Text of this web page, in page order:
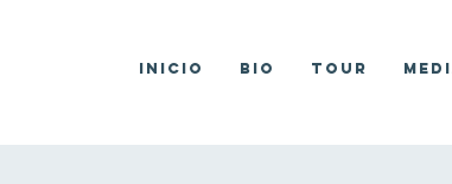
Inicio Bio Tour